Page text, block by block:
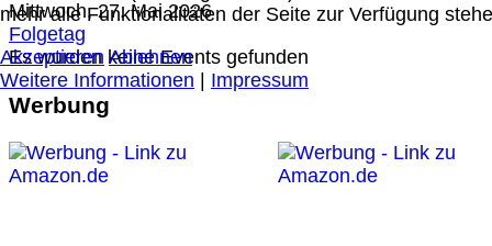
Mittwoch, 27. Mai 2026
Folgetag
Es wurden keine Events gefunden
Werbung
mehr alle Funktionalitäten der Seite zur Verfügung
Akzeptieren Ablehnen
Weitere Informationen | Impressum